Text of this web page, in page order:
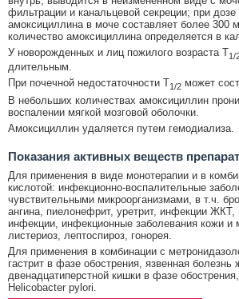
фильтрации и канальцевой секреции; при дозе
амоксициллина в моче составляет более 300
количество амоксициллина определяется в
У новорожденных и лиц пожилого возраста T1/
длительным.
При почечной недостаточности T1/2 может
В небольших количествах амоксициллин
воспалении мягкой мозговой оболочки.
Амоксициллин удаляется путем гемодиализа.
Показания активных веществ
Для применения в виде монотерапии и в
кислотой: инфекционно-воспалительные
чувствительными микроорганизмами, в т.ч.
ангина, пиелонефрит, уретрит, инфекции ЖКТ,
инфекции, инфекционные заболевания кожи и
листериоз, лептоспироз, гонорея.
Для применения в комбинации с
гастрит в фазе обострения, язвенная болезнь
двенадцатиперстной кишки в фазе
Helicobacter pylori.